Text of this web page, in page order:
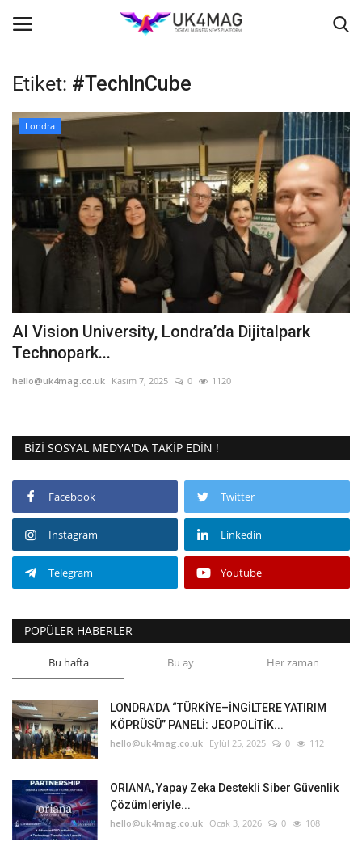
Giriş yapmak Kayıt ol
Ana Sayfa
İş Platformu
TVNET
Seri İlanlar
Londra
İngiltere
İş & Ekonomi
Pazaryeri
Firma Rehberi
Sağlık
Restoranlar
Etkinlik
Teknoloji
Etiket: #TechInCube
Londra
AI Vision University, Londra’da Dijitalpark
Technopark...
hello@uk4mag.co.uk Kasım 7, 2025 0 1120
BIZI SOSYAL MEDYA'DA TAKIP EDIN !
Facebook Twitter
Instagram Linkedin
Telegram Youtube
POPÜLER HABERLER
Bu hafta Bu ay Her zaman
LONDRA’DA “TÜRKİYE–İNGİLTERE YATIRIM
KÖPRÜSÜ” PANELİ: JEOPOLİTİK...
hello@uk4mag.co.uk Eylül 25, 2025 0 112
ORIANA, Yapay Zeka Destekli Siber Güvenlik
Çözümleriyle...
hello@uk4mag.co.uk Ocak 3, 2026 0 108